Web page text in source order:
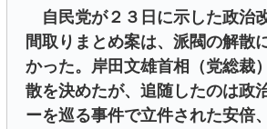
自民党が２３日に示した政治
間取りまとめ案は、派閥の解散
かった。岸田文雄首相（党総裁
散を決めたが、追随したのは政
ーを巡る事件で立件された安倍